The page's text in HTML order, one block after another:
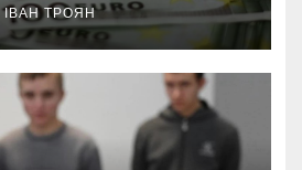
ІВАН ТРОЯН